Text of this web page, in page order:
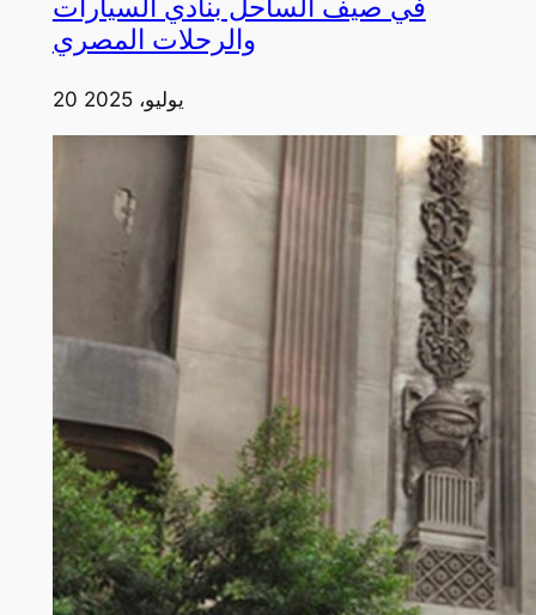
في صيف الساحل بنادي السيارات
والرحلات المصري
20 يوليو، 2025